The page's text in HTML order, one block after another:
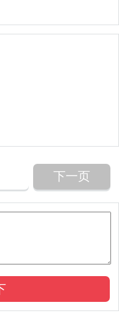
下一页